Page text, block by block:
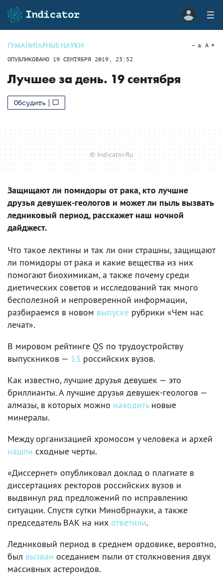
ГУМАНИТАРНЫЕ НАУКИ
ОПУБЛИКОВАНО 19 СЕНТЯБРЯ 2019, 23:52
a A
Лучшее за день. 19 сентября
Обсудить
© Indicator.Ru
Защищают ли помидоры от рака, кто лучшие
друзья девушек-геологов и может ли пыль вызвать
ледниковый период, расскажет наш ночной
дайджест.
Что такое лектины и так ли они страшны, защищают
ли помидоры от рака и какие вещества из них
помогают биохимикам, а также почему среди
диетических советов и исследований так много
бесполезной и непроверенной информации,
разбираемся в новом выпуске рубрики «Чем нас
лечат».
В мировом рейтинге QS по трудоустройству
выпускников — 13 российских вузов.
Как известно, лучшие друзья девушек — это
бриллианты. А лучшие друзья девушек-геологов —
алмазы, в которых можно находитьновые
минералы.
Между организацией хромосом у человека и архей
нашли сходные черты.
«Диссернет» опубликовал доклад о плагиате в
диссертациях ректоров российских вузов и
выдвинул ряд предложений по исправлению
ситуации. Спустя сутки Минобрнауки, а также
председатель ВАК на них ответили.
Ледниковый период в среднем ордовике, вероятно,
был вызван оседанием пыли от столкновения двух
массивных астероидов.